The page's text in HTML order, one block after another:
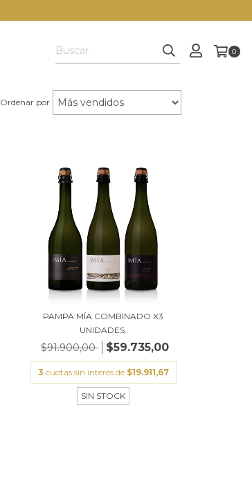
0
Ordenar por
PAMPA MÍA COMBINADO X3
UNIDADES.
$91.900,00 $59.735,00
3 cuotas sin interés de $19.911,67
SIN STOCK